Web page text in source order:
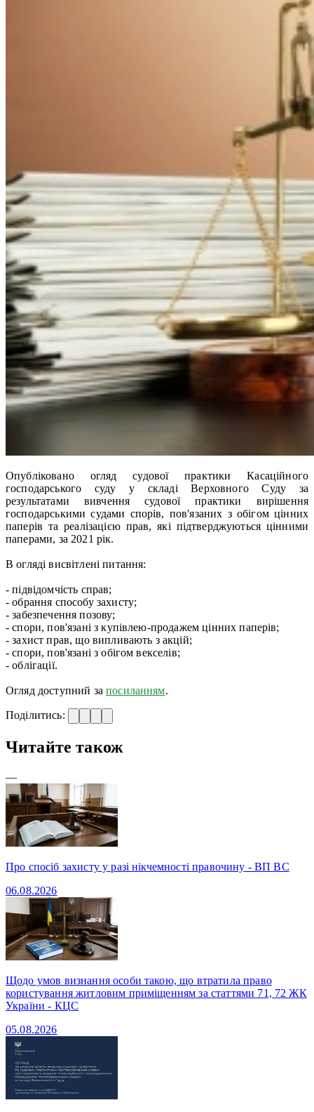
Опубліковано огляд судової практики Касаційного
господарського суду у складі Верховного Суду за
результатами вивчення судової практики вирішення
господарськими судами спорів, пов'язаних з обігом цінних
паперів та реалізацією прав, які підтверджуються цінними
паперами, за 2021 рік.
В огляді висвітлені питання:
- підвідомчість справ;
- обрання способу захисту;
- забезпечення позову;
- спори, пов'язані з купівлею-продажем цінних паперів;
- захист прав, що випливають з акцій;
- спори, пов'язані з обігом векселів;
- облігації.
Огляд доступний запосиланням.
Поділитись:
Читайте також
—
Про спосіб захисту у разі нікчемності правочину - ВП ВС
06.08.2026
Щодо умов визнання особи такою, що втратила право
користування житловим приміщенням за статтями 71, 72 ЖК
України - КЦС
05.08.2026